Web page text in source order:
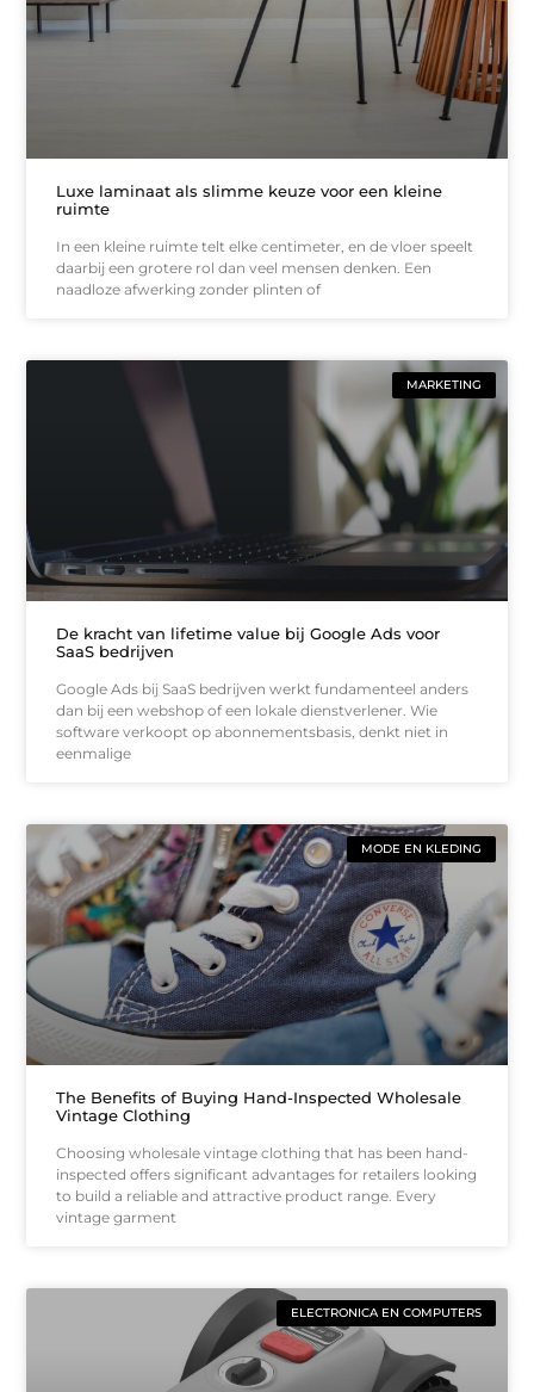
Luxe laminaat als slimme keuze voor een kleine
ruimte
In een kleine ruimte telt elke centimeter, en de vloer speelt
daarbij een grotere rol dan veel mensen denken. Een
naadloze afwerking zonder plinten of
MARKETING
De kracht van lifetime value bij Google Ads voor
SaaS bedrijven
Google Ads bij SaaS bedrijven werkt fundamenteel anders
dan bij een webshop of een lokale dienstverlener. Wie
software verkoopt op abonnementsbasis, denkt niet in
eenmalige
MODE EN KLEDING
The Benefits of Buying Hand-Inspected Wholesale
Vintage Clothing
Choosing wholesale vintage clothing that has been hand-
inspected offers significant advantages for retailers looking
to build a reliable and attractive product range. Every
vintage garment
ELECTRONICA EN COMPUTERS